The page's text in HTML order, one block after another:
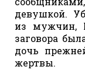
девушкой.
из мужчин,
заговора
дочь
жертвы.